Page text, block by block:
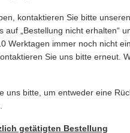
kontaktieren Sie bitte unseren
„Bestellung nicht erhalten“
Werktagen immer noch nicht
Sie uns bitte erneut.
uns bitte, um entweder eine
getätigten Bestellung